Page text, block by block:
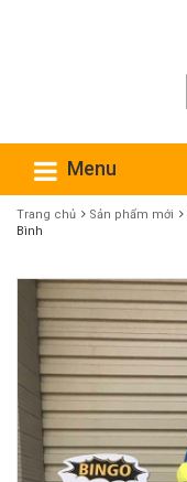
Menu
Trang chủ Sản phẩm mới
Bình